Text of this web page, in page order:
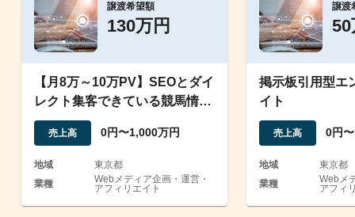
譲渡希望額
130万円
【月8万～10万PV】SEOとダイ
レクト集客できている競馬情報
予想メディア
売上高 0円〜1,000万円
地域
東京都
業種
Webメディア企画・運営・
アフィリエイト
譲渡
50
掲示板引用型エ
イト
売上高 0円
地域
東京都
業種
Webメ
アフィ